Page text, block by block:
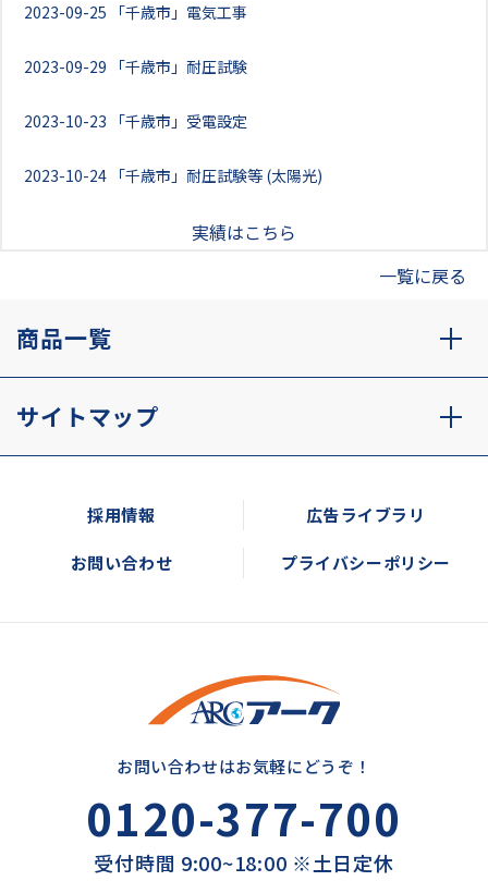
2023-09-25 「千歳市」電気工事
2023-09-29 「千歳市」耐圧試験
2023-10-23 「千歳市」受電設定
2023-10-24 「千歳市」耐圧試験等 (太陽光)
実績はこちら
一覧に戻る
商品一覧
サイトマップ
採用情報 広告ライブラリ
お問い合わせ プライバシーポリシー
お問い合わせはお気軽にどうぞ！
0120-377-700
受付時間 9:00~18:00 ※土日定休